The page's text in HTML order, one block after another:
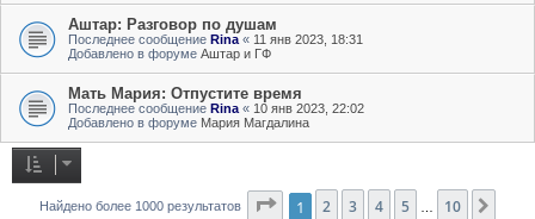
Аштар: Разговор по душам
Последнее сообщение Rina « 11 янв 2023, 18:31
Добавлено в форуме Аштар и ГФ
Мать Мария: Отпустите время
Последнее сообщение Rina « 10 янв 2023, 22:02
Добавлено в форуме Мария Магдалина
Найдено более 1000 результатов Страница1 из
1 2 3 4 5 10